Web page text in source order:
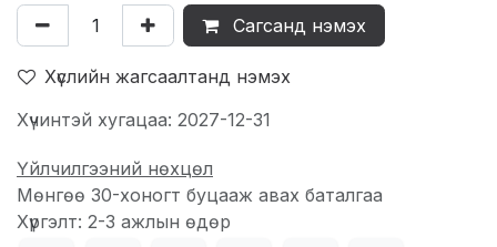
Сагсанд нэмэх
Хүслийн жагсаалтанд нэмэх
Хүчинтэй хугацаа: 2027-12-31
Үйлчилгээний нөхцөл
Мөнгөө 30-хоногт буцааж авах баталгаа
Хүргэлт: 2-3 ажлын өдөр